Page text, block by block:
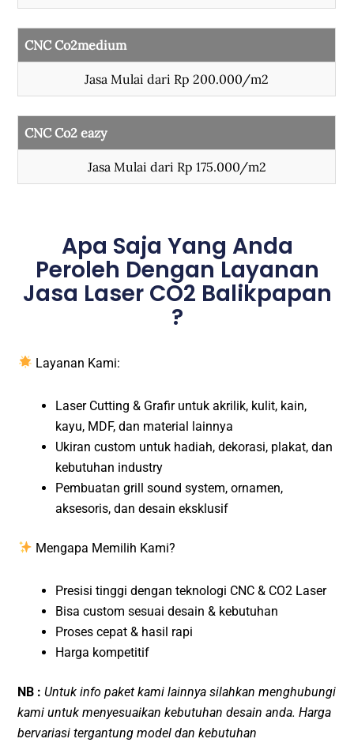
CNC Co2medium
Jasa Mulai dari Rp 200.000/m2
CNC Co2 eazy
Jasa Mulai dari Rp 175.000/m2
Apa Saja Yang Anda
Peroleh Dengan Layanan
Jasa Laser CO2 Balikpapan
?
Layanan Kami:
Laser Cutting & Grafir untuk akrilik, kulit, kain,
kayu, MDF, dan material lainnya
Ukiran custom untuk hadiah, dekorasi, plakat, dan
kebutuhan industry
Pembuatan grill sound system, ornamen,
aksesoris, dan desain eksklusif
Mengapa Memilih Kami?
Presisi tinggi dengan teknologi CNC & CO2 Laser
Bisa custom sesuai desain & kebutuhan
Proses cepat & hasil rapi
Harga kompetitif
NB : Untuk info paket kami lainnya silahkan menghubungi
kami untuk menyesuaikan kebutuhan desain anda. Harga
bervariasi tergantung model dan kebutuhan